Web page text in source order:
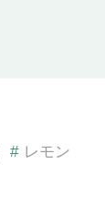
# レモン